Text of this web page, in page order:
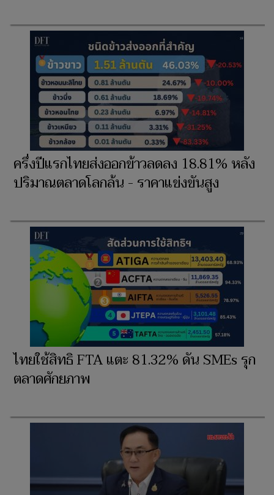
ครึ่งปีแรกไทยส่งออกข้าวลดลง 18.81% หลัง
ปริมาณตลาดโลกล้น - ราคาแข่งขันสูง
ไทยใช้สิทธิ FTA แตะ 81.32% ดัน SMEs รุก
ตลาดศักยภาพ